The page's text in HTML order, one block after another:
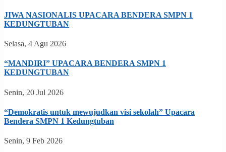
JIWA NASIONALIS UPACARA BENDERA SMPN 1
KEDUNGTUBAN
Selasa, 4 Agu 2026
“MANDIRI” UPACARA BENDERA SMPN 1
KEDUNGTUBAN
Senin, 20 Jul 2026
“Demokratis untuk mewujudkan visi sekolah” Upacara
Bendera SMPN 1 Kedungtuban
Senin, 9 Feb 2026